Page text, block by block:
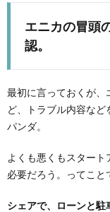
エニカの冒頭
認。
最初に言っておくが、
ど、トラブル内容な
パンダ。
よくも悪くもスター
必要だろう。ってこと
シェアで、ローンと